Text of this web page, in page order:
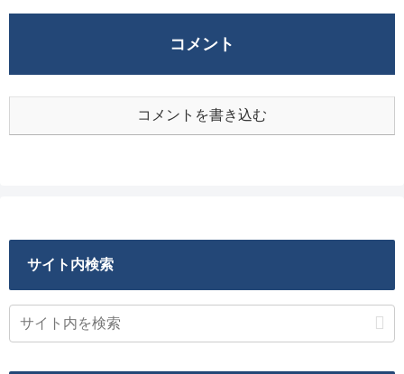
コメント
コメントを書き込む
サイト内検索